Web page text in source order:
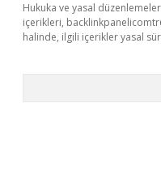
Hukuka ve yasal
içerikleri,
halinde, ilgili içerikler yasal